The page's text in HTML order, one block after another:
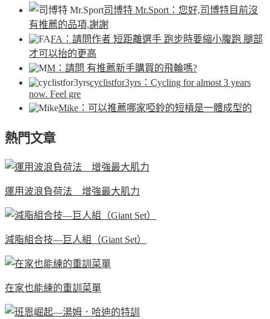
司博特 Mr.Sport ：您好,司博特目前沒
有推薦的品項,謝謝
FA ：請問作者 短距離選手 跑步時要縮小腹跑 腿部
才可以抬的更高
M ：請問 有推薦新手購買的飛輪嗎?
cyclistfor3yrs ：Cycling for almost 3 years
now. Feel gre
Mike ：可以推薦哪家啞鈴的短槓是一體成型的
熱門文章
運用波浪負荷法 增強最大肌力
減脂組合技—巨人組（Giant Set）
在家也能練的重訓菜單